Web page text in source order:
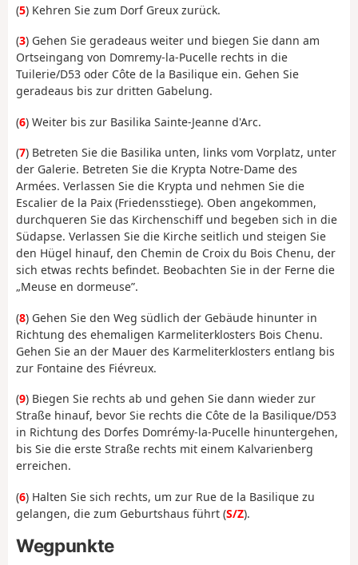
(5) Kehren Sie zum Dorf Greux zurück.
(3) Gehen Sie geradeaus weiter und biegen Sie dann am
Ortseingang von Domremy-la-Pucelle rechts in die
Tuilerie/D53 oder Côte de la Basilique ein. Gehen Sie
geradeaus bis zur dritten Gabelung.
(6) Weiter bis zur Basilika Sainte-Jeanne d'Arc.
(7) Betreten Sie die Basilika unten, links vom Vorplatz, unter
der Galerie. Betreten Sie die Krypta Notre-Dame des
Armées. Verlassen Sie die Krypta und nehmen Sie die
Escalier de la Paix (Friedensstiege). Oben angekommen,
durchqueren Sie das Kirchenschiff und begeben sich in die
Südapse. Verlassen Sie die Kirche seitlich und steigen Sie
den Hügel hinauf, den Chemin de Croix du Bois Chenu, der
sich etwas rechts befindet. Beobachten Sie in der Ferne die
„Meuse en dormeuse”.
(8) Gehen Sie den Weg südlich der Gebäude hinunter in
Richtung des ehemaligen Karmeliterklosters Bois Chenu.
Gehen Sie an der Mauer des Karmeliterklosters entlang bis
zur Fontaine des Fiévreux.
(9) Biegen Sie rechts ab und gehen Sie dann wieder zur
Straße hinauf, bevor Sie rechts die Côte de la Basilique/D53
in Richtung des Dorfes Domrémy-la-Pucelle hinuntergehen,
bis Sie die erste Straße rechts mit einem Kalvarienberg
erreichen.
(6) Halten Sie sich rechts, um zur Rue de la Basilique zu
gelangen, die zum Geburtshaus führt (S/Z).
Wegpunkte